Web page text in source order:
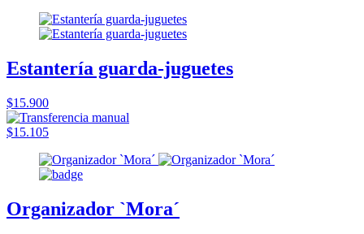
Estantería guarda-juguetes
$15.900
$15.105
Organizador `Mora´